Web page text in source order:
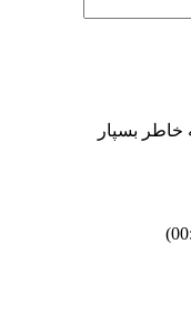
خاطر بسپار
)